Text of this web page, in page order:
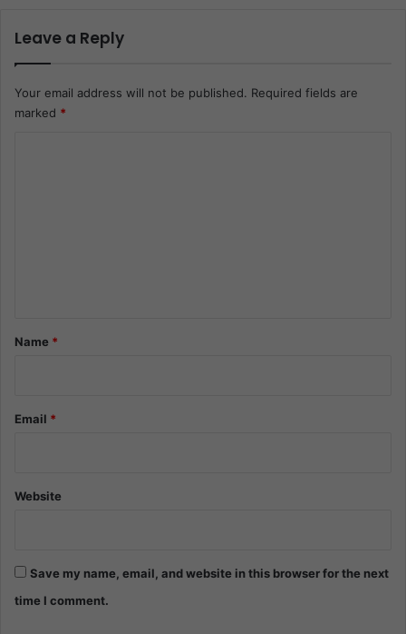
Leave a Reply
Your email address will not be published. Required fields are
marked *
*Name *
Email *
Website
Save my name, email, and website in this browser for the next
time I comment.